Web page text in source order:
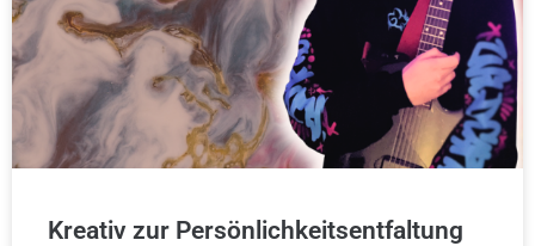
Kreativ zur Persönlichkeitsentfaltung